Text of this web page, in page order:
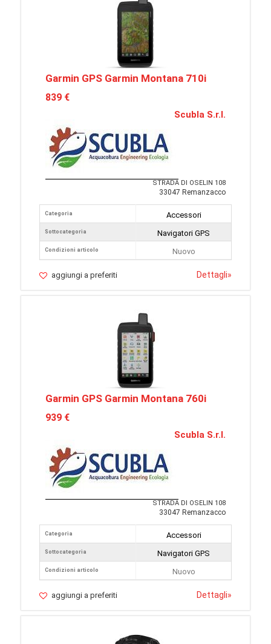
Garmin GPS Garmin Montana 710i
839 €
Scubla S.r.l.
STRADA DI OSELIN 108
33047 Remanzacco
Categoria
Sottocategoria
Condizioni articolo
Accessori
Navigatori GPS
Nuovo
aggiungi a preferiti Dettagli»
Garmin GPS Garmin Montana 760i
939 €
Scubla S.r.l.
STRADA DI OSELIN 108
33047 Remanzacco
Categoria
Sottocategoria
Condizioni articolo
Accessori
Navigatori GPS
Nuovo
aggiungi a preferiti Dettagli»